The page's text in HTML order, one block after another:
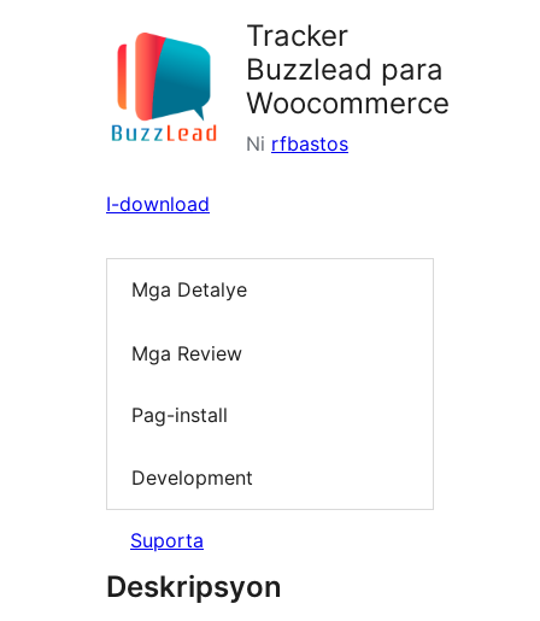
Tracker
Buzzlead para
Woocommerce
Ni rfbastos
I-download
Mga Detalye
Mga Review
Pag-install
Development
Suporta
Deskripsyon